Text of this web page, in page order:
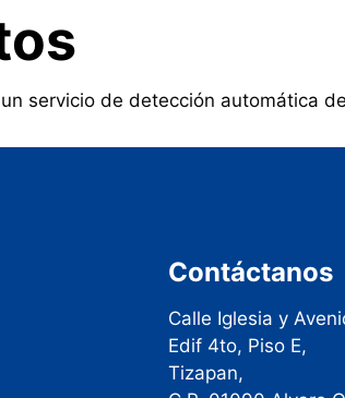
servicio de detección automática
Contáctanos
Calle Iglesia y
Edif 4to, Piso E,
Tizapan,